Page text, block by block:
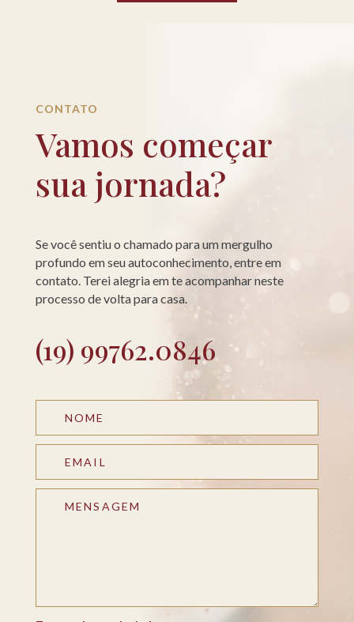
CONTATO
Vamos começar
sua jornada?
Se você sentiu o chamado para um mergulho
profundo em seu autoconhecimento, entre em
contato. Terei alegria em te acompanhar neste
processo de volta para casa.
(19) 99762.0846